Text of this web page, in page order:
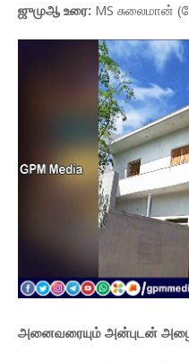
ஜுமுஆ உரை: MS சுலைமான்
அனைவரையும் அன்புடன்